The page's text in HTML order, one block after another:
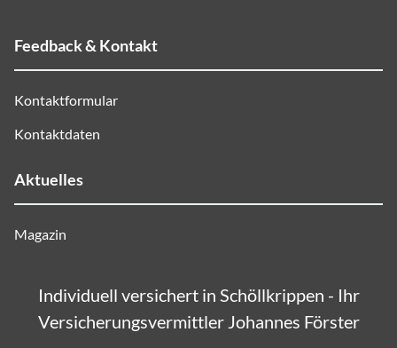
Feedback & Kontakt
Kontaktformular
Kontaktdaten
Aktuelles
Magazin
Individuell versichert in Schöllkrippen - Ihr
Versicherungsvermittler Johannes Förster